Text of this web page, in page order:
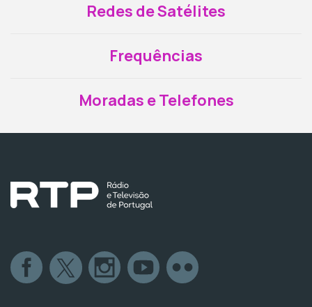
Redes de Satélites
Frequências
Moradas e Telefones